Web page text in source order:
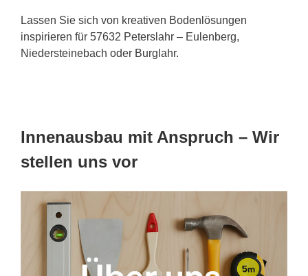
Lassen Sie sich von kreativen Bodenlösungen
inspirieren für 57632 Peterslahr – Eulenberg,
Niedersteinebach oder Burglahr.
Innenausbau mit Anspruch – Wir
stellen uns vor